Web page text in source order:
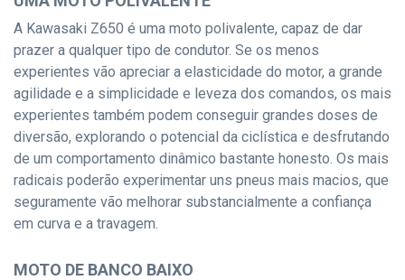
A Kawasaki Z650 é uma moto polivalente, capaz de dar
prazer a qualquer tipo de condutor. Se os menos
experientes vão apreciar a elasticidade do motor, a grande
agilidade e a simplicidade e leveza dos comandos, os mais
experientes também podem conseguir grandes doses de
diversão, explorando o potencial da ciclística e desfrutando
de um comportamento dinâmico bastante honesto. Os mais
radicais poderão experimentar uns pneus mais macios, que
seguramente vão melhorar substancialmente a confiança
em curva e a travagem.
MOTO DE BANCO BAIXO